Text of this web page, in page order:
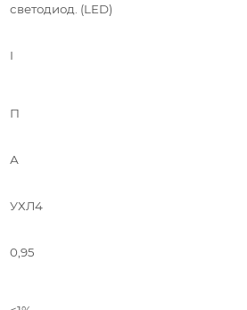
светодиод. (LED)
I
П
А
УХЛ4
0,95